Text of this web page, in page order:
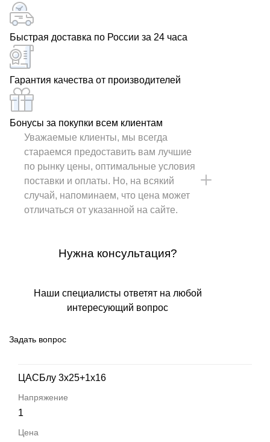
Быстрая доставка по России за 24 часа
Гарантия качества от производителей
Бонусы за покупки всем клиентам
Уважаемые клиенты, мы всегда
стараемся предоставить вам лучшие
по рынку цены, оптимальные условия
поставки и оплаты. Но, на всякий
случай, напоминаем, что цена может
отличаться от указанной на сайте.
Нужна консультация?
Наши специалисты ответят на любой
интересующий вопрос
Задать вопрос
ЦАСБлу 3х25+1х16
1